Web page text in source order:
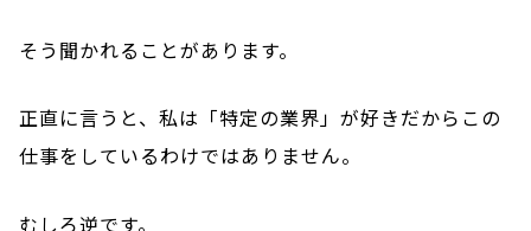
そう聞かれることがあります。
正直に言うと、私は「特定の業界」が好きだからこの
仕事をしているわけではありません。
むしろ逆です。